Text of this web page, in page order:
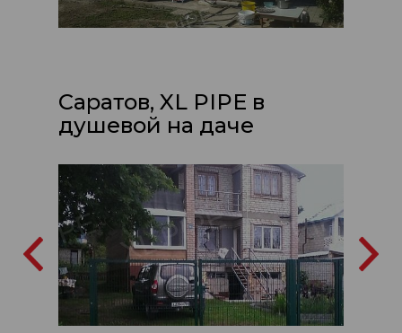
Саратов, XL PIPE в
душевой на даче